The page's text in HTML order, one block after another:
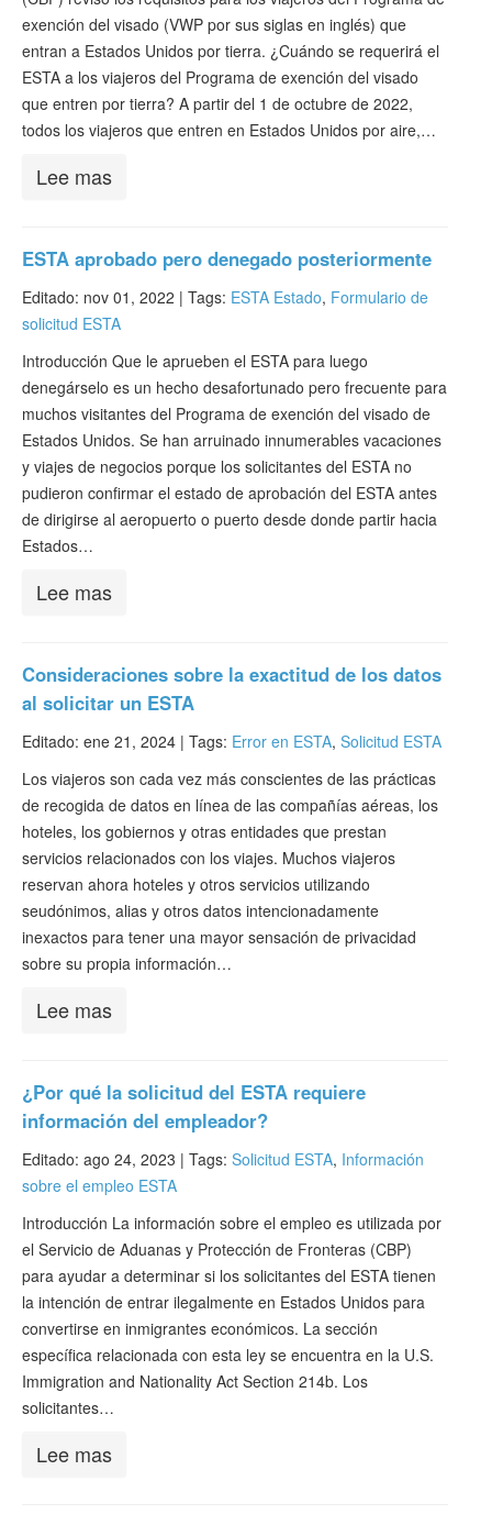
exención del visado (VWP por sus siglas en inglés) que
entran a Estados Unidos por tierra. ¿Cuándo se requerirá el
ESTA a los viajeros del Programa de exención del visado
que entren por tierra? A partir del 1 de octubre de 2022,
todos los viajeros que entren en Estados Unidos por aire,…
Lee mas
ESTA aprobado pero denegado posteriormente
Editado: nov 01, 2022 | Tags: ESTA Estado, Formulario de
solicitud ESTA
Introducción Que le aprueben el ESTA para luego
denegárselo es un hecho desafortunado pero frecuente para
muchos visitantes del Programa de exención del visado de
Estados Unidos. Se han arruinado innumerables vacaciones
y viajes de negocios porque los solicitantes del ESTA no
pudieron confirmar el estado de aprobación del ESTA antes
de dirigirse al aeropuerto o puerto desde donde partir hacia
Estados…
Lee mas
Consideraciones sobre la exactitud de los datos
al solicitar un ESTA
Editado: ene 21, 2024 | Tags: Error en ESTA, Solicitud ESTA
Los viajeros son cada vez más conscientes de las prácticas
de recogida de datos en línea de las compañías aéreas, los
hoteles, los gobiernos y otras entidades que prestan
servicios relacionados con los viajes. Muchos viajeros
reservan ahora hoteles y otros servicios utilizando
seudónimos, alias y otros datos intencionadamente
inexactos para tener una mayor sensación de privacidad
sobre su propia información…
Lee mas
¿Por qué la solicitud del ESTA requiere
información del empleador?
Editado: ago 24, 2023 | Tags: Solicitud ESTA, Información
sobre el empleo ESTA
Introducción La información sobre el empleo es utilizada por
el Servicio de Aduanas y Protección de Fronteras (CBP)
para ayudar a determinar si los solicitantes del ESTA tienen
la intención de entrar ilegalmente en Estados Unidos para
convertirse en inmigrantes económicos. La sección
específica relacionada con esta ley se encuentra en la U.S.
Immigration and Nationality Act Section 214b. Los
solicitantes…
Lee mas